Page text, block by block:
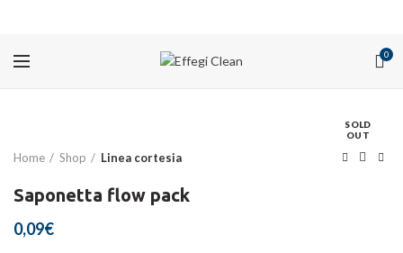
0
SOLD
OUT
Home Shop Linea cortesia
Saponetta flow pack
0,09€